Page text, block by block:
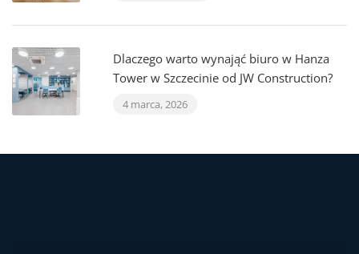
Dlaczego warto wynająć biuro w Hanza
Tower w Szczecinie od JW Construction?
4 marca, 2026